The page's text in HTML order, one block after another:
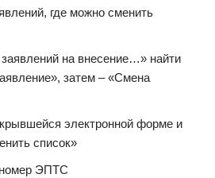
где можно сменить
на внесение…» найти
затем – «Смена
электронной форме и
список»
ЭПТС